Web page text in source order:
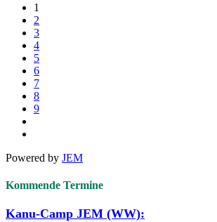
1
2
3
4
5
6
7
8
9
Powered by JEM
Kommende Termine
Kanu-Camp JEM (WW):